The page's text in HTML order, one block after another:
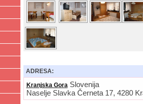
ADRESA:
Kranjska Gora Slovenija
Naselje Slavka Černeta 17, 4280